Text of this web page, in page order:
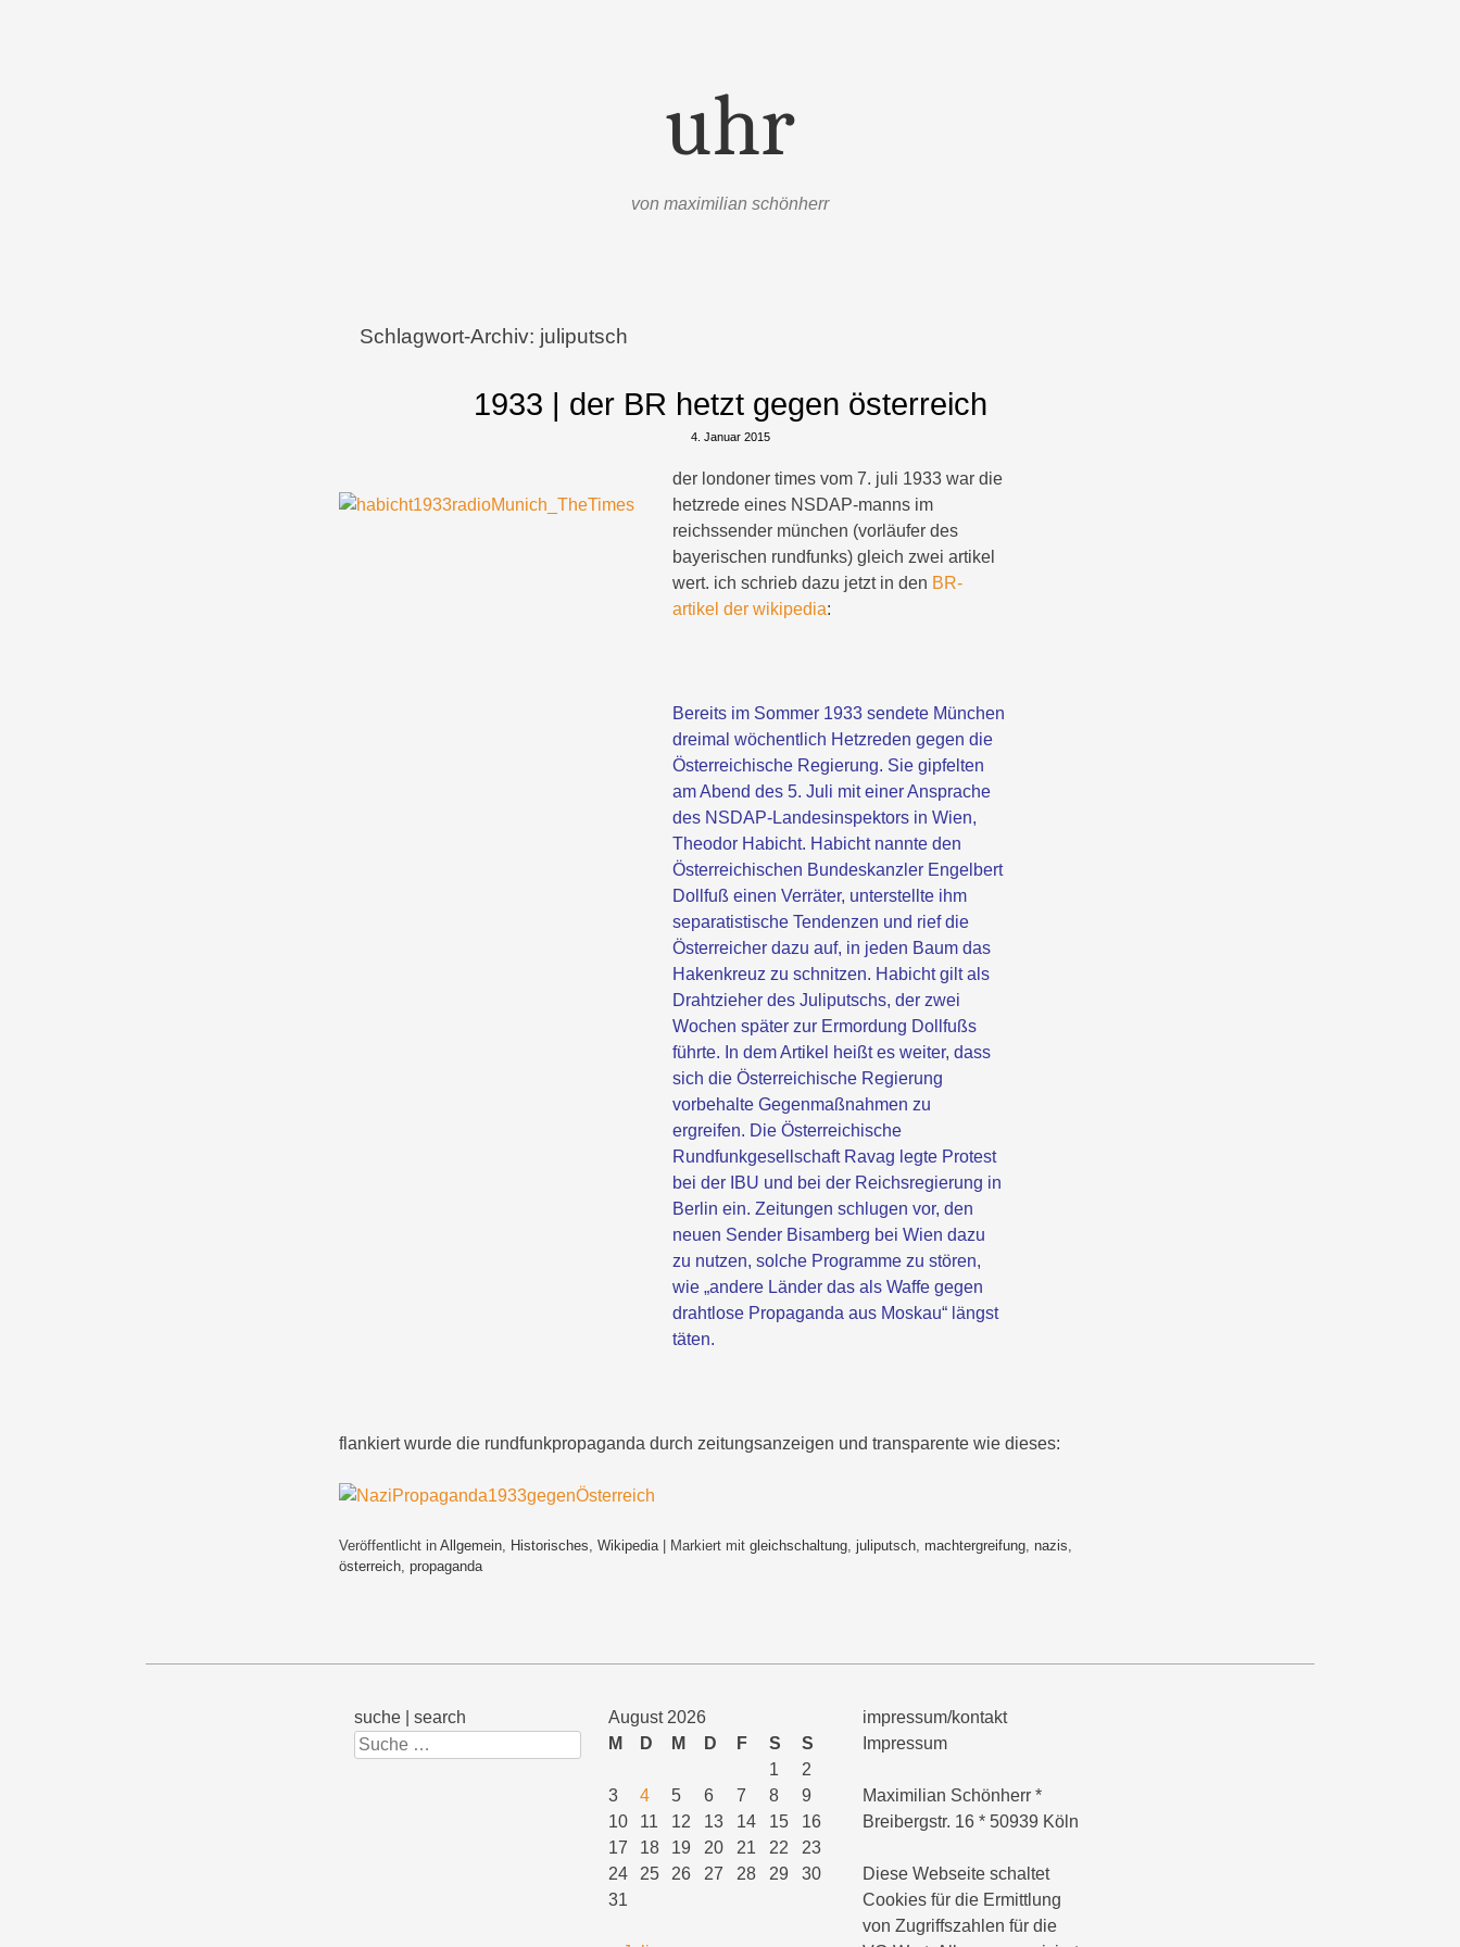
uhr
von maximilian schönherr
Schlagwort-Archiv: juliputsch
1933 | der BR hetzt gegen österreich
4. Januar 2015
der londoner times vom 7. juli 1933 war die
hetzrede eines NSDAP-manns im
reichssender münchen (vorläufer des
bayerischen rundfunks) gleich zwei artikel
wert. ich schrieb dazu jetzt in den BR-
artikel der wikipedia:
Bereits im Sommer 1933 sendete München
dreimal wöchentlich Hetzreden gegen die
Österreichische Regierung. Sie gipfelten
am Abend des 5. Juli mit einer Ansprache
des NSDAP-Landesinspektors in Wien,
Theodor Habicht. Habicht nannte den
Österreichischen Bundeskanzler Engelbert
Dollfuß einen Verräter, unterstellte ihm
separatistische Tendenzen und rief die
Österreicher dazu auf, in jeden Baum das
Hakenkreuz zu schnitzen. Habicht gilt als
Drahtzieher des Juliputschs, der zwei
Wochen später zur Ermordung Dollfußs
führte. In dem Artikel heißt es weiter, dass
sich die Österreichische Regierung
vorbehalte Gegenmaßnahmen zu
ergreifen. Die Österreichische
Rundfunkgesellschaft Ravag legte Protest
bei der IBU und bei der Reichsregierung in
Berlin ein. Zeitungen schlugen vor, den
neuen Sender Bisamberg bei Wien dazu
zu nutzen, solche Programme zu stören,
wie „andere Länder das als Waffe gegen
drahtlose Propaganda aus Moskau“ längst
täten.
flankiert wurde die rundfunkpropaganda durch zeitungsanzeigen und transparente wie dieses:
Veröffentlicht in Allgemein, Historisches, Wikipedia Markiert mit gleichschaltung, juliputsch, machtergreifung, nazis,
österreich, propaganda
suche | search
Suchen
August 2026
M
D M D F S
S
1
2
3
4 5 6 7 8
9
10
11 12 13 14 15
16
17
18 19 20 21 22
23
24
25 26 27 28 29
30
31
impressum/kontakt
Impressum
Maximilian Schönherr *
Breibergstr. 16 * 50939 Köln
Diese Webseite schaltet
Cookies für die Ermittlung
von Zugriffszahlen für die